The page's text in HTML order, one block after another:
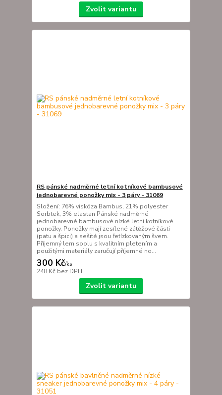
Zvolit variantu
RS pánské nadměrné letní kotníkové bambusové
jednobarevné ponožky mix - 3 páry - 31069
Složení: 76% viskóza Bambus, 21% polyester
Sorbtek, 3% elastan Pánské nadměrné
jednobarevné bambusové nízké letní kotníkové
ponožky. Ponožky mají zesílené zátěžové části
(patu a špici) a sešité jsou řetízkovaným švem.
Příjemný lem spolu s kvalitním pletením a
použitými materiály zaručují příjemné no...
300 Kč/ks
248 Kč bez DPH
Zvolit variantu